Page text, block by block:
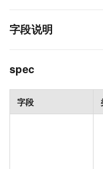
字段说明
spec
字段